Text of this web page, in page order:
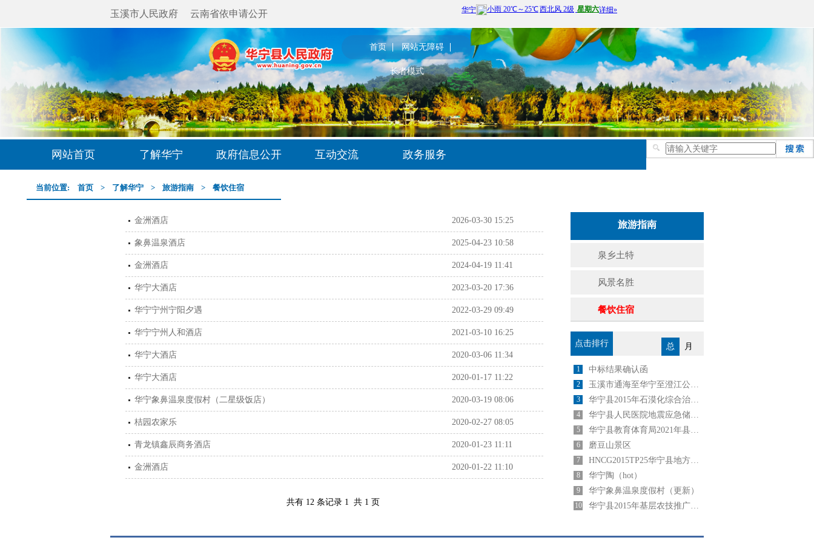
玉溪市人民政府 云南省依申请公开
首页 网站无障碍
长者模式
网站首页 了解华宁 政府信息公开 互动交流 政务服务
当前位置: 首页 > 了解华宁 > 旅游指南 > 餐饮住宿
金洲酒店 2026-03-30 15:25
象鼻温泉酒店 2025-04-23 10:58
金洲酒店 2024-04-19 11:41
华宁大酒店 2023-03-20 17:36
华宁宁州宁阳夕遇 2022-03-29 09:49
华宁宁州人和酒店 2021-03-10 16:25
华宁大酒店 2020-03-06 11:34
华宁大酒店 2020-01-17 11:22
华宁象鼻温泉度假村（二星级饭店） 2020-03-19 08:06
桔园农家乐 2020-02-27 08:05
青龙镇鑫辰商务酒店 2020-01-23 11:11
金洲酒店 2020-01-22 11:10
共有 12 条记录 1 共 1 页
旅游指南
泉乡土特
风景名胜
餐饮住宿
点击排行 总 月
1 中标结果确认函
2 玉溪市通海至华宁至澄江公路建设项目
3 华宁县2015年石漠化综合治理工程坡改梯施工（第一标段)中 选 公 告
4 华宁县人民医院地震应急储备物资采购项目 成交公告
5 华宁县教育体育局2021年县内公开选调中小学教师公告
6 磨豆山景区
7 HNCG2015TP25华宁县地方税务局办公设备采购与安装采购中标公告
8 华宁陶（hot）
9 华宁象鼻温泉度假村（更新）
10 华宁县2015年基层农技推广补助项目浓缩饲料采购项目中标公告